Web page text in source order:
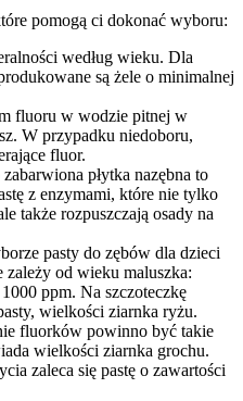
pomogą ci dokonać wyboru:
według wieku. Dla
są żele o minimalnej
fluoru w wodzie pitnej w
W przypadku niedoboru,
fluor.
płytka nazębna to
z enzymami, które nie tylko
także rozpuszczają osady na
pasty do zębów dla dzieci
zależy od wieku maluszka:
ppm. Na szczoteczkę
wielkości ziarnka ryżu.
fluorków powinno być takie
wielkości ziarnka grochu.
zaleca się pastę o zawartości